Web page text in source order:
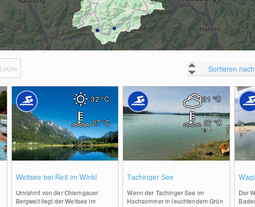
Sortieren nach
Letzte
Weitsee bei Reit im Winkl
Umrahmt von der Chiemgauer
Bergwelt liegt der Weitsee im
32°C
27°C
Tachinger See
Wenn der Tachinger See im
Hochsommer in leuchtendem Grün
21°C
27°C
Der